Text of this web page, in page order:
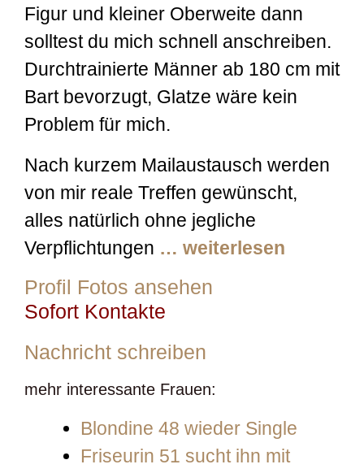
Figur und kleiner Oberweite dann
solltest du mich schnell anschreiben.
Durchtrainierte Männer ab 180 cm mit
Bart bevorzugt, Glatze wäre kein
Problem für mich.
Nach kurzem Mailaustausch werden
von mir reale Treffen gewünscht,
alles natürlich ohne jegliche
Verpflichtungen … weiterlesen
Profil Fotos ansehen
Sofort Kontakte
Nachricht schreiben
mehr interessante Frauen:
Blondine 48 wieder Single
Friseurin 51 sucht ihn mit